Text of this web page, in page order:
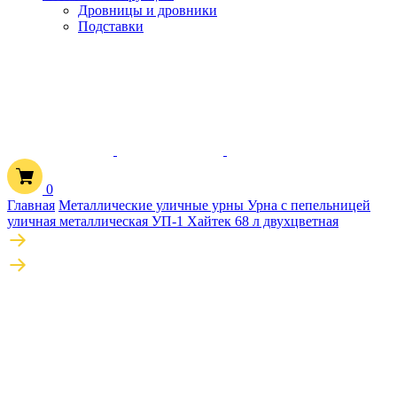
Дровницы и дровники
Подставки
0
Главная Металлические уличные урны Урна с пепельницей
уличная металлическая УП-1 Хайтек 68 л двухцветная